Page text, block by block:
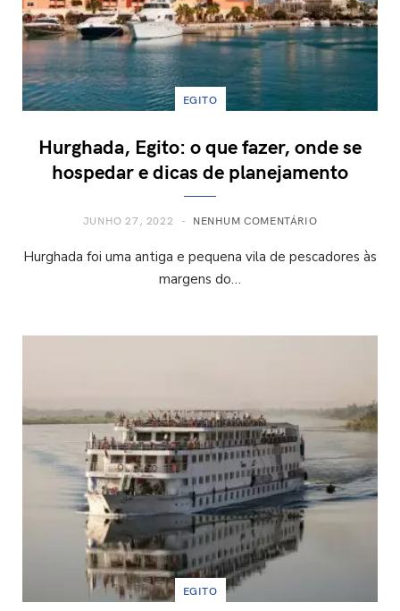
EGITO
Hurghada, Egito: o que fazer, onde se
hospedar e dicas de planejamento
JUNHO 27, 2022 NENHUM COMENTÁRIO
Hurghada foi uma antiga e pequena vila de pescadores às
margens do…
EGITO